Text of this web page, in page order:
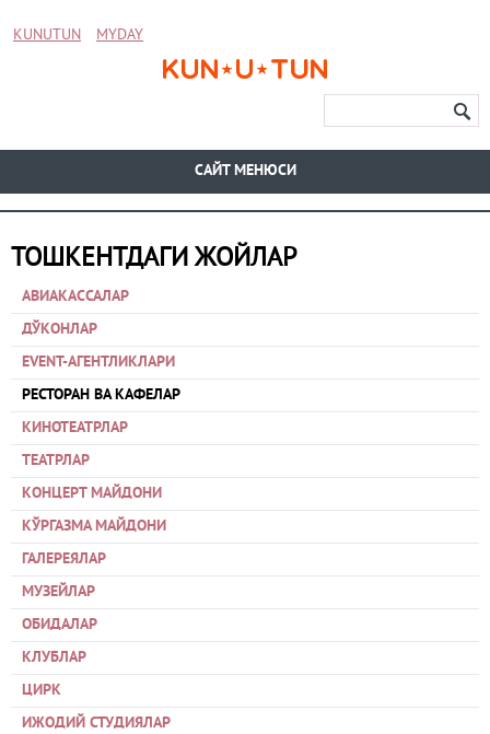
KUNUTUN MYDAY
CАЙТ МЕНЮСИ
ТОШКЕНТДАГИ ЖОЙЛАР
АВИАКАССАЛАР
ДЎКОНЛАР
EVENT-АГЕНТЛИКЛАРИ
РЕСТОРАН ВА КАФЕЛАР
КИНОТЕАТРЛАР
ТЕАТРЛАР
КОНЦЕРТ МАЙДОНИ
КЎРГАЗМА МАЙДОНИ
ГАЛЕРЕЯЛАР
МУЗЕЙЛАР
ОБИДАЛАР
КЛУБЛАР
ЦИРК
ИЖОДИЙ СТУДИЯЛАР